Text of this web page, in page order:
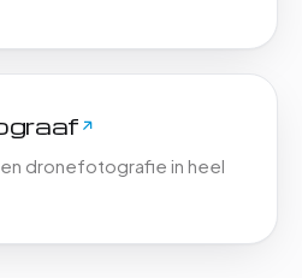
dronefotografie in heel